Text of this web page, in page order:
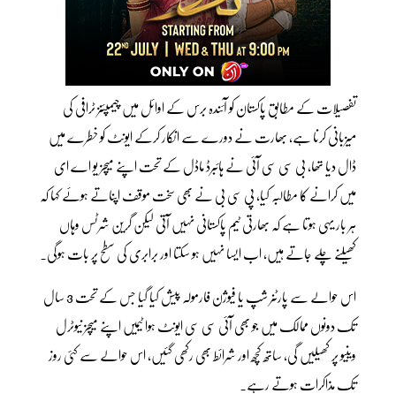
تفصیلات کے مطابق پاکستان کو آئندہ برس کے اوائل میں چیمپئنز ٹرافی کی
میزبانی کرنا ہے، بھارت نے دورے سے انکار کرکے ایونٹ کو خطرے میں
ڈال دیا تھا، بی سی سی آئی نے ہائبرڈ ماڈل کے تحت اپنے میچز یو اے ای
میں کرانے کا مطالبہ کیا، پی سی بی نے بھی سخت موقف اپناتے ہوئے کہا کہ
ہر بار یہی ہوتا ہے کہ بھارتی ٹیم پاکستانی نہیں آتی لیکن گرین شرٹس وہاں
کھیلنے چلے جاتے ہیں، اب ایسا نہیں ہو سکتا اور برابری کی سطح پر بات ہوگی۔
اس حوالے سے پارٹنر شپ یا فیوژن فارمولہ پیش کیا گیا جس کے تحت 3 سال
تک دونوں ممالک میں جو بھی آئی سی سی ایونٹ ہوا ٹیمیں اپنے میچز نیوٹرل
وینیو پر کھیلیں گی، ساتھ کچھ اور شرائط بھی رکھی گئیں، اس حوالے سے کئی روز
تک مذاکرات ہوتے رہے۔